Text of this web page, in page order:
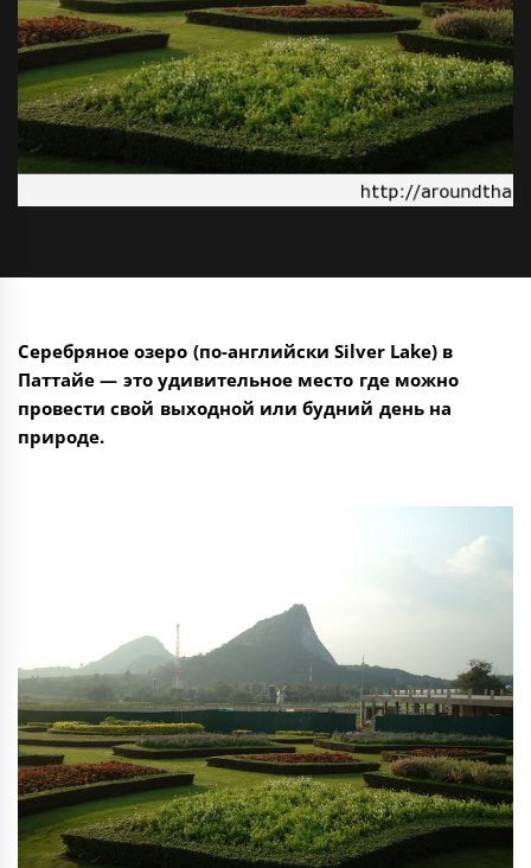
Серебряное озеро (по-английски Silver Lake) в
Паттайе — это удивительное место где можно
провести свой выходной или будний день на
природе.